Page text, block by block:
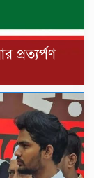
প্রত্যর্পণ